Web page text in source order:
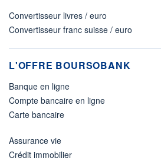
Convertisseur livres / euro
Convertisseur franc suisse / euro
L'OFFRE BOURSOBANK
Banque en ligne
Compte bancaire en ligne
Carte bancaire
Assurance vie
Crédit immobilier